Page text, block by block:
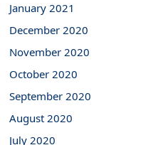
January 2021
December 2020
November 2020
October 2020
September 2020
August 2020
July 2020